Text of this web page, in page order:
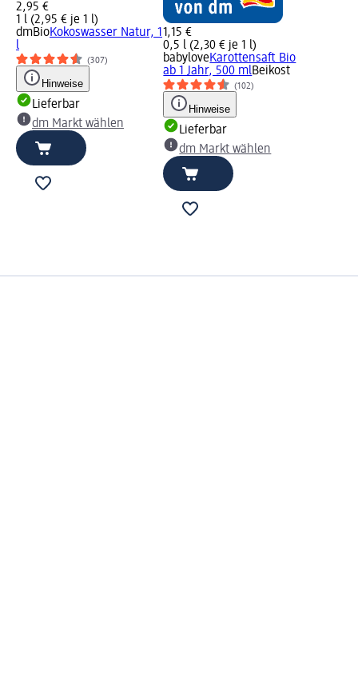
2,95 €
1 l (2,95 € je 1 l)
dmBioKokoswasser Natur, 1
l
(307)
Hinweise
Lieferbar
dm Markt wählen
1,15 €
0,5 l (2,30 € je 1 l)
babyloveKarottensaft Bio
ab 1 Jahr, 500 mlBeikost
(102)
Hinweise
Lieferbar
dm Markt wählen